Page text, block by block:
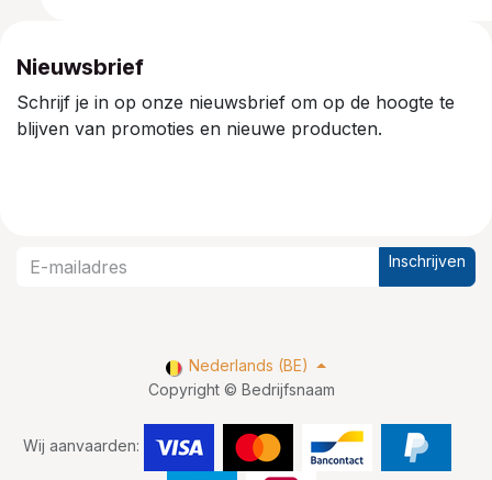
Nieuwsbrief
Schrijf je in op onze nieuwsbrief om op de hoogte te
blijven van promoties en nieuwe producten.
Inschrijven
Copyright © Bedrijfsnaam
Wij aanvaarden:
Nederlands (BE)